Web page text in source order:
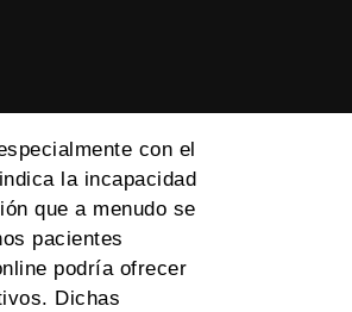
con el
la incapacidad
que a menudo se
pacientes
podría ofrecer
Dichas